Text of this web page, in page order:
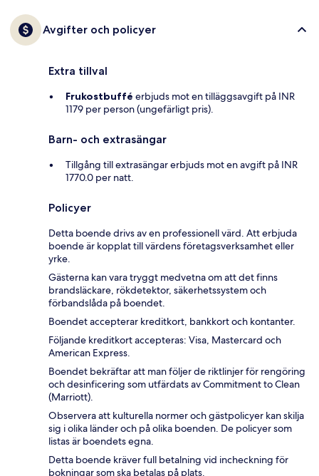
Avgifter och policyer
Extra tillval
Frukostbuffé erbjuds mot en tilläggsavgift på INR
1179 per person (ungefärligt pris).
Barn- och extrasängar
Tillgång till extrasängar erbjuds mot en avgift på INR
1770.0 per natt.
Policyer
Detta boende drivs av en professionell värd. Att erbjuda
boende är kopplat till värdens företagsverksamhet eller
yrke.
Gästerna kan vara tryggt medvetna om att det finns
brandsläckare, rökdetektor, säkerhetssystem och
förbandslåda på boendet.
Boendet accepterar kreditkort, bankkort och kontanter.
Följande kreditkort accepteras: Visa, Mastercard och
American Express.
Boendet bekräftar att man följer de riktlinjer för rengöring
och desinficering som utfärdats av Commitment to Clean
(Marriott).
Observera att kulturella normer och gästpolicyer kan skilja
sig i olika länder och på olika boenden. De policyer som
listas är boendets egna.
Detta boende kräver full betalning vid incheckning för
bokningar som ska betalas på plats.